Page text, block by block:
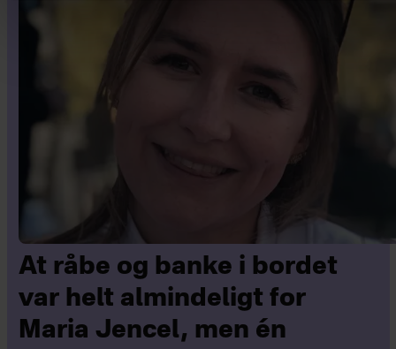
At råbe og banke i bordet
var helt almindeligt for
Maria Jencel, men én